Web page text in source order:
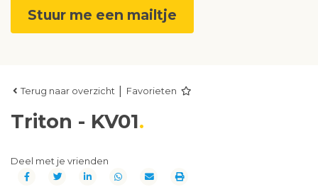
Stuur me een mailtje
Terug naar overzicht Favorieten
Triton - KV01
Deel met je vrienden